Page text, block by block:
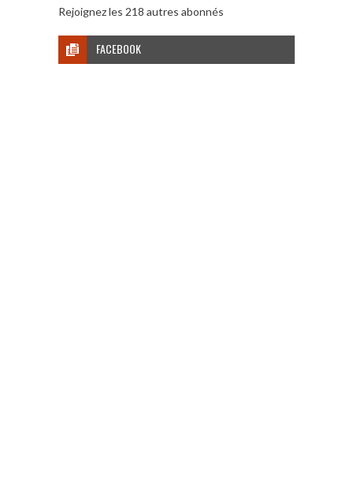
Rejoignez les 218 autres abonnés
FACEBOOK